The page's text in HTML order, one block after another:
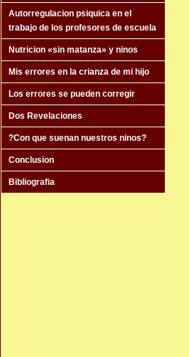
Autorregulacion psiquica en el
trabajo de los profesores de escuela
Nutricion «sin matanza» y ninos
Mis errores en la crianza de mi hijo
Los errores se pueden corregir
Dos Revelaciones
?Con que suenan nuestros ninos?
Conclusion
Bibliografia